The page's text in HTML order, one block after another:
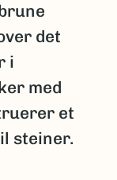
det
i
med
et
steiner.